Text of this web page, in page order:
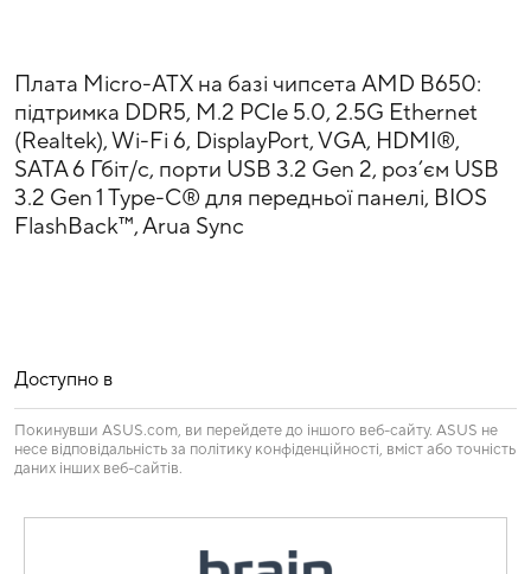
Плата Micro-ATX на базі чипсета AMD B650:
підтримка DDR5, M.2 PCIe 5.0, 2.5G Ethernet
(Realtek), Wi-Fi 6, DisplayPort, VGA, HDMI®,
SATA 6 Гбіт/с, порти USB 3.2 Gen 2, роз’єм USB
3.2 Gen 1 Type-C® для передньої панелі, BIOS
FlashBack™, Arua Sync
Доступно в
Покинувши ASUS.com, ви перейдете до іншого веб-сайту. ASUS не
несе відповідальність за політику конфіденційності, вміст або точність
даних інших веб-сайтів.